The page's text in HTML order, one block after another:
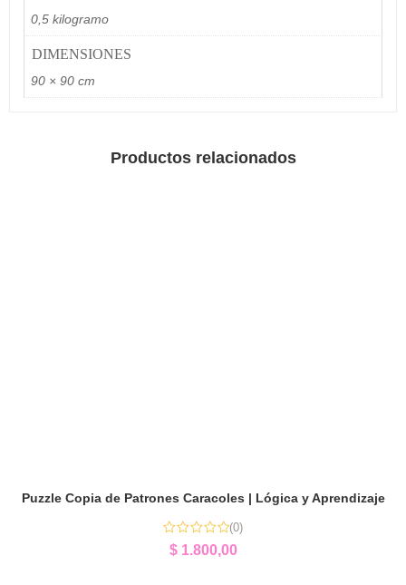
0,5 kilogramo
DIMENSIONES
90 × 90 cm
Productos relacionados
Puzzle Copia de Patrones Caracoles | Lógica y Aprendizaje
(0)
$1.800,00